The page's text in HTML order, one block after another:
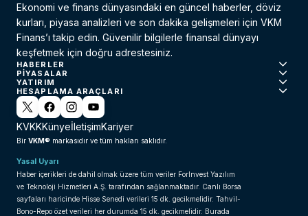
Ekonomi ve finans dünyasındaki en güncel haberler, döviz
kurları, piyasa analizleri ve son dakika gelişmeleri için VKM
Finans’ı takip edin. Güvenilir bilgilerle finansal dünyayı
keşfetmek için doğru adrestesiniz.
HABERLER
PIYASALAR
YATIRIM
HESAPLAMA ARAÇLARI
KVKKKünyeİletişimKariyer
Bir VKM® markasıdır ve tüm hakları saklıdır.
Yasal Uyarı
Haber içerikleri de dahil olmak üzere tüm veriler ForInvest Yazılım
ve Teknoloji Hizmetleri A.Ş. tarafından sağlanmaktadır. Canlı Borsa
sayfaları haricinde Hisse Senedi verileri 15 dk. gecikmelidir. Tahvil-
Bono-Repo özet verileri her durumda 15 dk. gecikmelidir. Burada